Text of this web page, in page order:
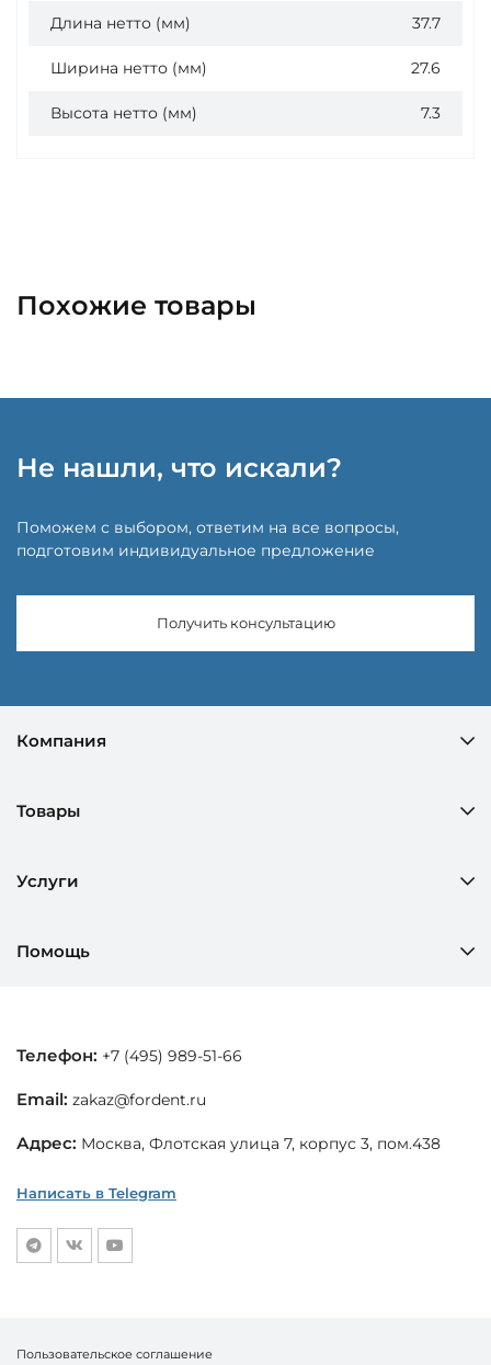
Длина нетто (мм) 37.7
Ширина нетто (мм) 27.6
Высота нетто (мм) 7.3
Похожие товары
Не нашли, что искали?
Поможем с выбором, ответим на все вопросы,
подготовим индивидуальное предложение
Получить консультацию
Компания
Товары
Услуги
Помощь
Телефон: +7 (495) 989-51-66
Email: zakaz@fordent.ru
Адрес: Москва, Флотская улица 7, корпус 3, пом.438
Написать в Telegram
Пользовательское соглашение